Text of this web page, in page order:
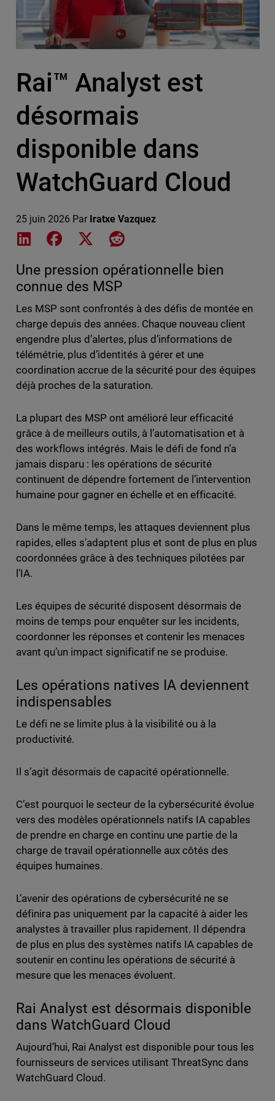
Rai™ Analyst est
désormais
disponible dans
WatchGuard Cloud
25 juin 2026 Par Iratxe Vazquez
Share on LinkedIn
Share on Facebook
Share on XShare on Reddit
Une pression opérationnelle bien
connue des MSP
Les MSP sont confrontés à des défis de montée en
charge depuis des années. Chaque nouveau client
engendre plus d’alertes, plus d’informations de
télémétrie, plus d’identités à gérer et une
coordination accrue de la sécurité pour des équipes
déjà proches de la saturation.
La plupart des MSP ont amélioré leur efficacité
grâce à de meilleurs outils, à l’automatisation et à
des workflows intégrés. Mais le défi de fond n’a
jamais disparu : les opérations de sécurité
continuent de dépendre fortement de l’intervention
humaine pour gagner en échelle et en efficacité.
Dans le même temps, les attaques deviennent plus
rapides, elles s’adaptent plus et sont de plus en plus
coordonnées grâce à des techniques pilotées par
l’IA.
Les équipes de sécurité disposent désormais de
moins de temps pour enquêter sur les incidents,
coordonner les réponses et contenir les menaces
avant qu’un impact significatif ne se produise.
Les opérations natives IA deviennent
indispensables
Le défi ne se limite plus à la visibilité ou à la
productivité.
Il s’agit désormais de capacité opérationnelle.
C’est pourquoi le secteur de la cybersécurité évolue
vers des modèles opérationnels natifs IA capables
de prendre en charge en continu une partie de la
charge de travail opérationnelle aux côtés des
équipes humaines.
L’avenir des opérations de cybersécurité ne se
définira pas uniquement par la capacité à aider les
analystes à travailler plus rapidement. Il dépendra
de plus en plus des systèmes natifs IA capables de
soutenir en continu les opérations de sécurité à
mesure que les menaces évoluent.
Rai Analyst est désormais disponible
dans WatchGuard Cloud
Aujourd’hui, Rai Analyst est disponible pour tous les
fournisseurs de services utilisant ThreatSync dans
WatchGuard Cloud.